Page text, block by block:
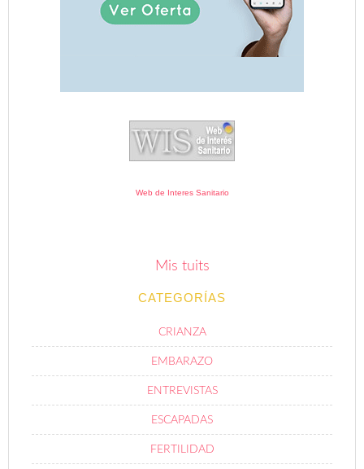
Web de Interes Sanitario
Mis tuits
CATEGORÍAS
CRIANZA
EMBARAZO
ENTREVISTAS
ESCAPADAS
FERTILIDAD